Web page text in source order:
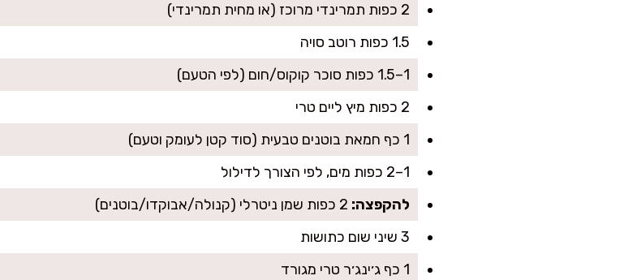
2 כפות תמרינדי מרוכז (או מחית תמרינדי)
1.5 כפות רוטב סויה
1–1.5 כפות סוכר קוקוס/חום (לפי הטעם)
2 כפות מיץ ליים טרי
1 כף חמאת בוטנים טבעית (סוד קטן לעומק וטעם)
1–2 כפות מים, לפי הצורך לדילול
להקפצה:
3 שיני שום כתושות
1 כף ג׳ינג׳ר טרי מגורד